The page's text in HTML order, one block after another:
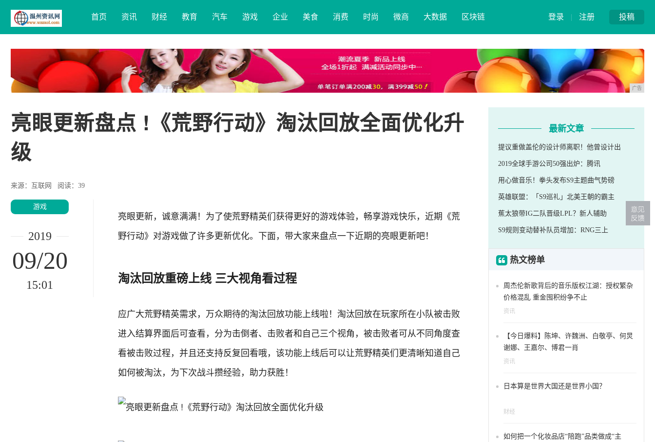
投稿
登录 | 注册
首页 资讯 财经 教育 汽车 游戏 企业 美食 消费 时尚 微商 大数据 区块链
广告
亮眼更新盘点 !《荒野行动》淘汰回放全面优化升
级
来源：互联网 阅读：39
游戏
2019
09/20
15:01
亮眼更新，诚意满满！为了使荒野精英们获得更好的游戏体验，畅享游戏快乐，近期《荒
野行动》对游戏做了许多更新优化。下面，带大家来盘点一下近期的亮眼更新吧！
淘汰回放重磅上线 三大视角看过程
应广大荒野精英需求，万众期待的淘汰回放功能上线啦！淘汰回放在玩家所在小队被击败
进入结算界面后可查看，分为击倒者、击败者和自己三个视角，被击败者可从不同角度查
看被击败过程，并且还支持反复回看哦，该功能上线后可以让荒野精英们更清晰知道自己
如何被淘汰，为下次战斗攒经验，助力获胜！
最新文章
提议重做盖伦的设计师离职！他曾设计出
2019全球手游公司50强出炉：腾讯
用心做音乐！拳头发布S9主题曲气势磅
英雄联盟：「S9巡礼」北美王朝的霸主
蕉太狼带IG二队晋级LPL？新人辅助
S9规则变动替补队员增加：RNG三上
热文榜单
周杰伦新歌背后的音乐版权江湖：授权繁杂
价格混乱 重金囤积纷争不止
资讯
【今日爆料】陈坤、许魏洲、白敬亭、何炅
谢娜、王嘉尔、博君一肖
资讯
日本算是世界大国还是世界小国？
财经
如何把一个化妆品店“陪跑”品类做成“主